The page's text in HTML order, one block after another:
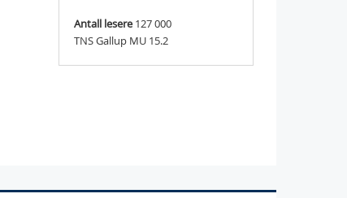
Antall lesere127 000
TNS Gallup MU 15.2